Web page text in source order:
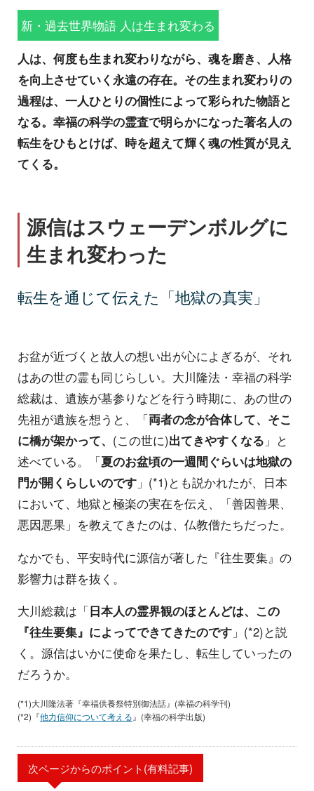
新・過去世界物語 人は生まれ変わる
人は、何度も生まれ変わりながら、魂を磨き、人格
を向上させていく永遠の存在。その生まれ変わりの
過程は、一人ひとりの個性によって彩られた物語と
なる。幸福の科学の霊査で明らかになった著名人の
転生をひもとけば、時を超えて輝く魂の性質が見え
てくる。
源信はスウェーデンボルグに
生まれ変わった
転生を通じて伝えた「地獄の真実」
お盆が近づくと故人の想い出が心によぎるが、それ
はあの世の霊も同じらしい。大川隆法・幸福の科学
総裁は、遺族が墓参りなどを行う時期に、あの世の
先祖が遺族を想うと、「両者の念が合体して、そこ
に橋が架かって、 (この世に)出てきやすくなる 」と
述べている。「夏のお盆頃の一週間ぐらいは地獄の
門が開くらしいのです 」(*1)とも説かれたが、日本
において、地獄と極楽の実在を伝え、「善因善果、
悪因悪果」を教えてきたのは、仏教僧たちだった。
なかでも、平安時代に源信が著した『往生要集』の
影響力は群を抜く。
大川総裁は「日本人の霊界観のほとんどは、この
『往生要集』によってできてきたのです 」(*2)と説
く。源信はいかに使命を果たし、転生していったの
だろうか。
(*1)大川隆法著『幸福供養祭特別御法話』(幸福の科学刊)
(*2)『他力信仰について考える 』(幸福の科学出版)
次ページからのポイント(有料記事)